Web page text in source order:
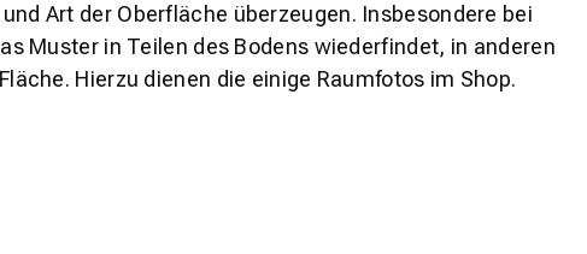
Art der Oberfläche überzeugen. Insbesondere bei
Muster in Teilen des Bodens wiederfindet, in anderen
Hierzu dienen die einige Raumfotos im Shop.